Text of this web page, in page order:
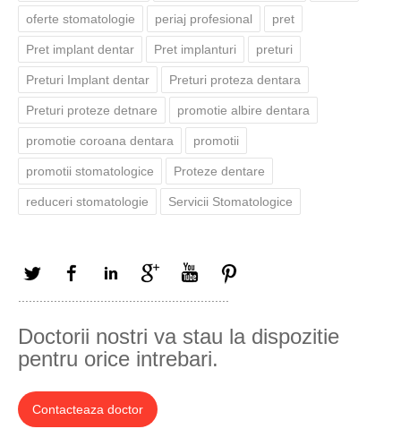
oferte stomatologie periaj profesional pret
Pret implant dentar Pret implanturi preturi
Preturi Implant dentar Preturi proteza dentara
Preturi proteze detnare promotie albire dentara
promotie coroana dentara promotii
promotii stomatologice Proteze dentare
reduceri stomatologie Servicii Stomatologice
Twitter FacebookLinkedIn Google+ YouTube
Doctorii nostri va stau la dispozitie
pentru orice intrebari.
Contacteaza doctor